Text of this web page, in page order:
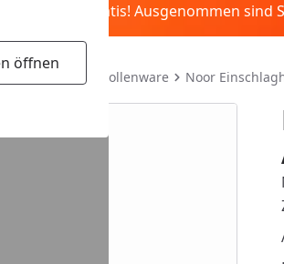
öffnen
gratis! Ausgenommen
Rollenware Noor